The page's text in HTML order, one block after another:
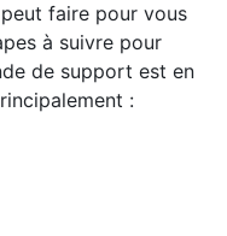
faire pour vous
à suivre pour
de support est en
: